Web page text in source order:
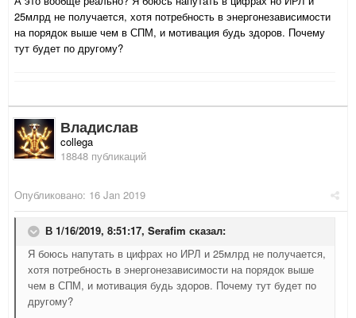
25млрд не получается, хотя потребность в энергонезависимости
на порядок выше чем в СПМ, и мотивация будь здоров. Почему
тут будет по другому?
Владислав
collega
18848 публикаций
Опубликовано: 16 Jan 2019
В 1/16/2019, 8:51:17, Serafim сказал:
Я боюсь напутать в цифрах но ИРЛ и 25млрд не получается,
хотя потребность в энергонезависимости на порядок выше
чем в СПМ, и мотивация будь здоров. Почему тут будет по
другому?